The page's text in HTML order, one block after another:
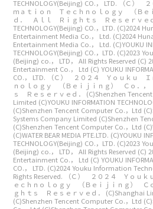
TECHNOLOGY(Beijing) CO.， LTD.
（Ｃ）
ｍａｔｉｏｎ Ｔｅｃｈｎｏｌｏｇｙ （Ｂ
ｄ． Ａｌｌ Ｒｉｇｈｔｓ Ｒｅｓｅｒｖｅ
TECHNOLOGY(Beijing) CO.，LTD. (C)2024
Entertainment Media Co.， Ltd. (C)2024
Entertainment Media Co.， Ltd. (C)YOUKU
TECHNOLOGY(Beijing) CO.，LTD. (C)2023
(Beijing) co.， LTD， All Rights Reserved (C)
Entertainment Co.， Ltd (C) YOUKU
CO.， LTD.
（Ｃ） ２０２４ Ｙｏｕｋｕ Ｉ
ｎｏｌｏｇｙ （Ｂｅｉｊｉｎｇ） Ｃｏ．
ｓ Ｒｅｓｅｒｖｅｄ． (C)Shenzhen
Limited (C)YOUKU INFORMATION
(C)Shenzhen Tencent Computer Co.，Ltd
Systems Company Limited (C)Shenzhen
(C)Shenzhen Tencent Computer Co.，Ltd
(C)WATER BEAR MEDIA PTE.LTD. (C)YOUKU
TECHNOLOGY(Beijing) CO.，LTD. (C)2023
(Beijing) co.， LTD， All Rights Reserved (C)
Entertainment Co.， Ltd (C) YOUKU
CO.， LTD. (C)2024 Youku Information
Rights Reserved.
（Ｃ） ２０２４ Ｙｏｕ
ｅｃｈｎｏｌｏｇｙ （Ｂｅｉｊｉｎｇ）
ｇｈｔｓ Ｒｅｓｅｒｖｅｄ． (C)Shanghai
(C)Shenzhen Tencent Computer Co.，Ltd